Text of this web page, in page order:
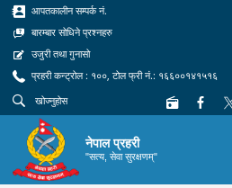
आपतकालीन सम्पर्क नं.
बारम्बार सोधिने प्रश्नहरु
उजुरी तथा गुनासो
प्रहरी कन्ट्रोल : १००, टोल फ्री नं.: १६६००१४१५१६
नेपाल प्रहरी
"सत्य, सेवा सुरक्षणम्"